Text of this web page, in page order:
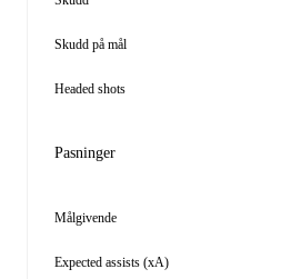
Skudd på mål
Headed shots
Pasninger
Målgivende
Expected assists (xA)